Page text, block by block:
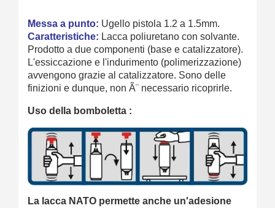
Messa a punto: Ugello pistola 1.2 a 1.5mm.
Caratteristiche: Lacca poliuretano con solvante.
Prodotto a due componenti (base e catalizzatore).
L'essiccazione e l'indurimento (polimerizzazione)
avvengono grazie al catalizzatore. Sono delle
finizioni e dunque, non Ã¨ necessario ricoprirle.
Uso della bomboletta :
La lacca NATO permette anche un'adesione